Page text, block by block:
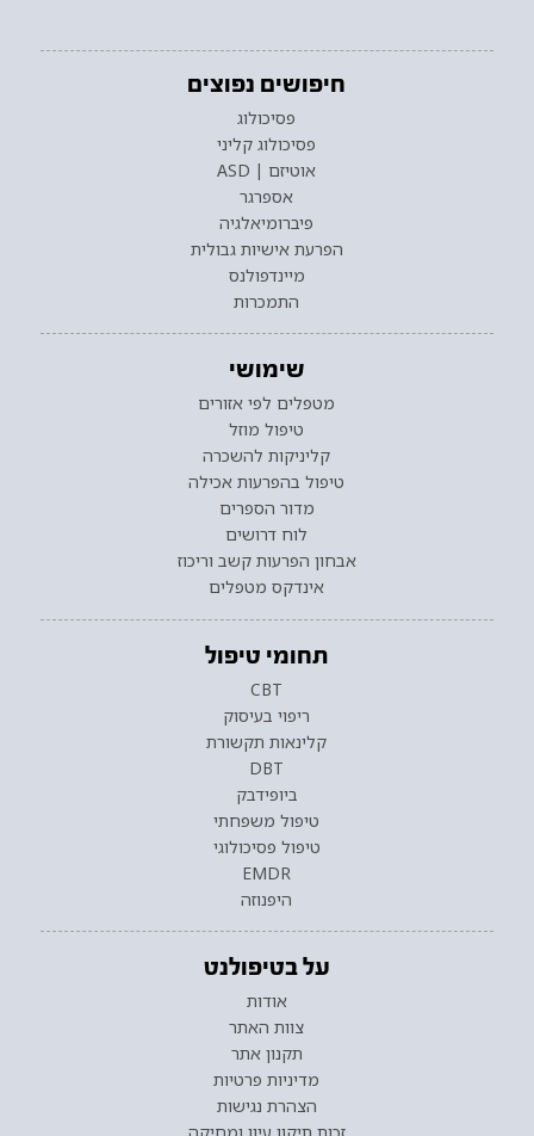
חיפושים נפוצים
פסיכולוג
פסיכולוג קליני
אוטיזם | ASD
אספרגר
פיברומיאלגיה
הפרעת אישיות גבולית
מיינדפולנס
התמכרות
שימושי
מטפלים לפי אזורים
טיפול מוזל
קליניקות להשכרה
טיפול בהפרעות אכילה
מדור הספרים
לוח דרושים
אבחון הפרעות קשב וריכוז
אינדקס מטפלים
תחומי טיפול
CBT
ריפוי בעיסוק
קלינאות תקשורת
DBT
ביופידבק
טיפול משפחתי
טיפול פסיכולוגי
EMDR
היפנוזה
על בטיפולנט
אודות
צוות האתר
תקנון אתר
מדיניות פרטיות
הצהרת נגישות